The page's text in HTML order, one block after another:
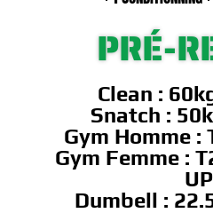
PRÉ-
Clean :
Snatch :
Gym Homme :
Gym Femme :
UP
Dumbell :